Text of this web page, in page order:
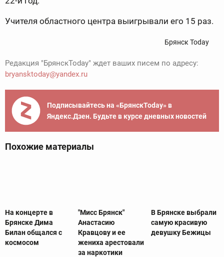
Учителя областного центра выигрывали его 15 раз.
Брянск Today
Редакция "БрянскToday" ждет ваших писем по адресу:
bryansktoday@yandex.ru
Подписывайтесь на «БрянскToday» в
Яндекс.Дзен. Будьте в курсе дневных новостей
Похожие материалы
На концерте в
Брянске Дима
Билан общался с
космосом
"Мисс Брянск"
Анастасию
Кравцову и ее
жениха арестовали
за наркотики
В Брянске выбрали
самую красивую
девушку Бежицы